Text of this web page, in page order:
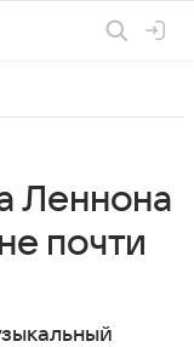
Леннона
почти